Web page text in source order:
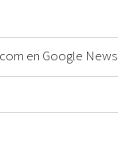
en Google News